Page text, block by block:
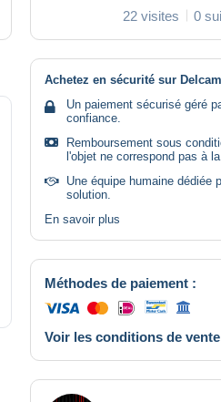
22 visites 0
Achetez en sécurité sur
Un paiement sécurisé géré
confiance.
Remboursement sous
l'objet ne correspond pas à
Une équipe humaine dédiée
solution.
En savoir plus
Méthodes de paiement :
Voir les conditions de vente